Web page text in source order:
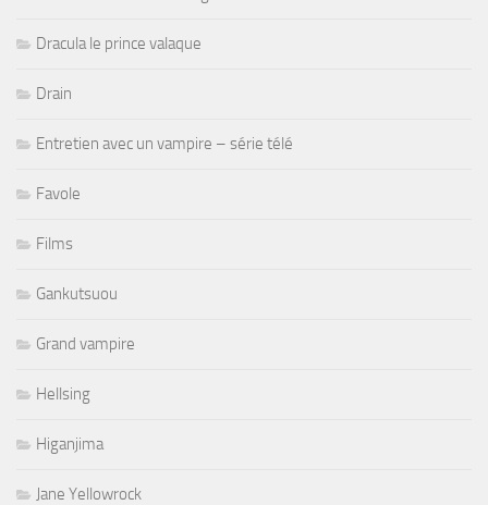
Dracula le prince valaque
Drain
Entretien avec un vampire – série télé
Favole
Films
Gankutsuou
Grand vampire
Hellsing
Higanjima
Jane Yellowrock